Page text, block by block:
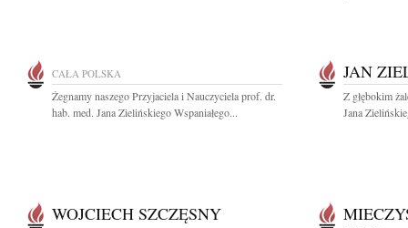
CAŁA POLSKA
Żegnamy naszego Przyjaciela i Nauczyciela prof. dr.
hab. med. Jana Zielińskiego Wspaniałego...
JAN
Z głębokim
Jana
WOJCIECH SZCZĘSNY